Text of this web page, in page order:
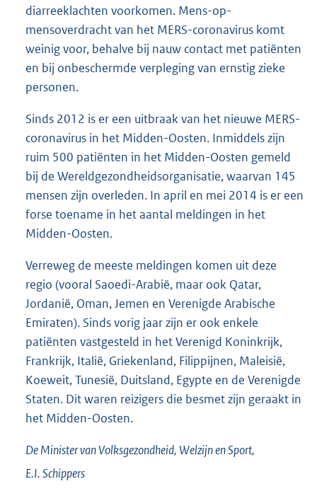
diarreeklachten voorkomen. Mens-op-
mensoverdracht van het MERS-coronavirus komt
weinig voor, behalve bij nauw contact met patiënten
en bij onbeschermde verpleging van ernstig zieke
personen.
Sinds 2012 is er een uitbraak van het nieuwe MERS-
coronavirus in het Midden-Oosten. Inmiddels zijn
ruim 500 patiënten in het Midden-Oosten gemeld
bij de Wereldgezondheidsorganisatie, waarvan 145
mensen zijn overleden. In april en mei 2014 is er een
forse toename in het aantal meldingen in het
Midden-Oosten.
Verreweg de meeste meldingen komen uit deze
regio (vooral Saoedi-Arabië, maar ook Qatar,
Jordanië, Oman, Jemen en Verenigde Arabische
Emiraten). Sinds vorig jaar zijn er ook enkele
patiënten vastgesteld in het Verenigd Koninkrijk,
Frankrijk, Italië, Griekenland, Filippijnen, Maleisië,
Koeweit, Tunesië, Duitsland, Egypte en de Verenigde
Staten. Dit waren reizigers die besmet zijn geraakt in
het Midden-Oosten.
De Minister van Volksgezondheid, Welzijn en Sport,
E.I.Schippers